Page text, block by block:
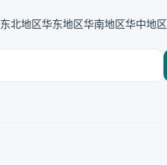
东北地区华东地区华南地区华中地区